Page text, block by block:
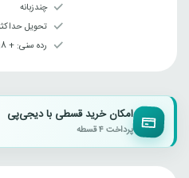
چندزبانه
تحویل حداکثر ۵
رده سنی‌: + 18
امکان خرید قسطی با دیجی‌پی
پرداخت ۴ قسطه